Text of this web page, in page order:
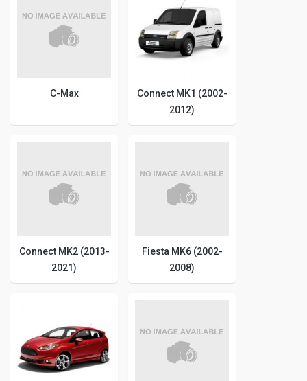
C-Max
Connect MK1 (2002-
2012)
Connect MK2 (2013-
2021)
Fiesta MK6 (2002-
2008)